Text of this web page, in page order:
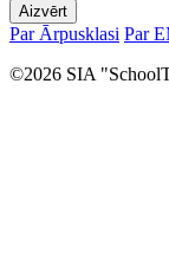
Aizvērt
Par Ārpusklasi Par
©2026 SIA